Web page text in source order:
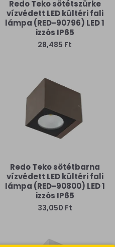
Redo Teko sötétszürke
vízvédett LED kültéri fali
lámpa (RED-90796) LED 1
izzós IP65
28,485 Ft
Redo Teko sötétbarna
vízvédett LED kültéri fali
lámpa (RED-90800) LED 1
izzós IP65
33,050 Ft